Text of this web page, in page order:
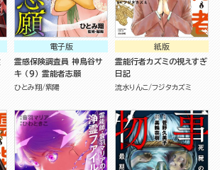
電子版
霊感保険調査員 神鳥谷サ
キ （9） 霊能者志願
ひとみ翔 紫陽
紙版
霊能行者カズミの視えすぎ
日記
流水りんこ フジタカズミ